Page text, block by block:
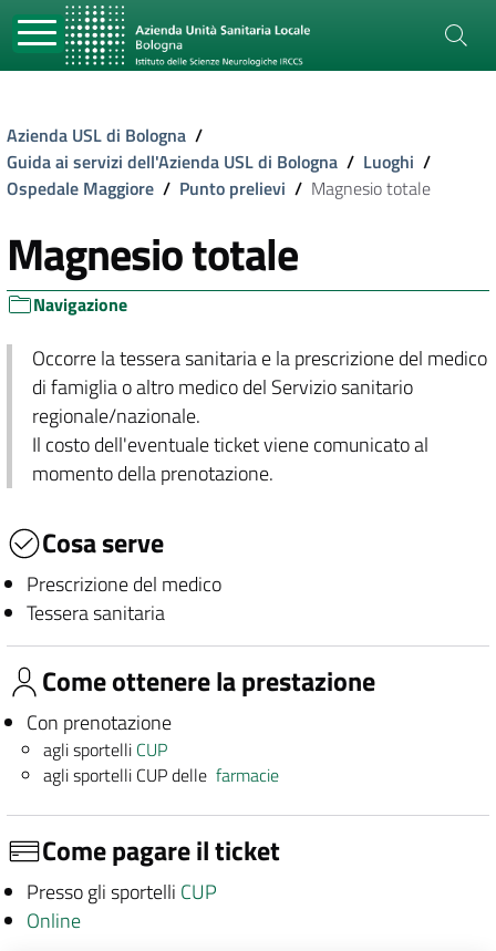
Azienda USL di Bologna /
Guida ai servizi dell'Azienda USL di Bologna / Luoghi /
Ospedale Maggiore / Punto prelievi / Magnesio totale
Magnesio totale
Navigazione
Occorre la tessera sanitaria e la prescrizione del medico
di famiglia o altro medico del Servizio sanitario
regionale/nazionale.
Il costo dell'eventuale ticket viene comunicato al
momento della prenotazione.
Cosa serve
Prescrizione del medico
Tessera sanitaria
Come ottenere la prestazione
Con prenotazione
agli sportelli CUP
agli sportelli CUP dellefarmacie
Come pagare il ticket
Presso gli sportelli CUP
Online